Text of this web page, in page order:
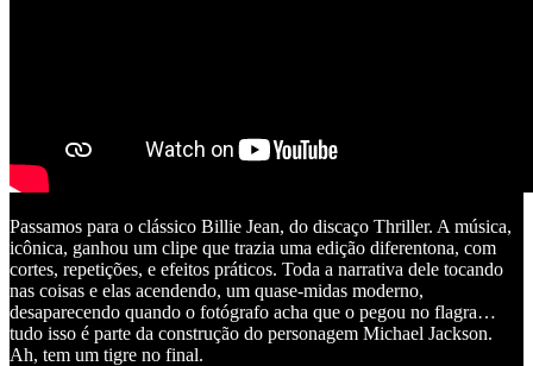
Passamos para o clássico Billie Jean, do discaço Thriller. A música,
icônica, ganhou um clipe que trazia uma edição diferentona, com
cortes, repetições, e efeitos práticos. Toda a narrativa dele tocando
nas coisas e elas acendendo, um quase-midas moderno,
desaparecendo quando o fotógrafo acha que o pegou no flagra…
tudo isso é parte da construção do personagem Michael Jackson.
Ah, tem um tigre no final.